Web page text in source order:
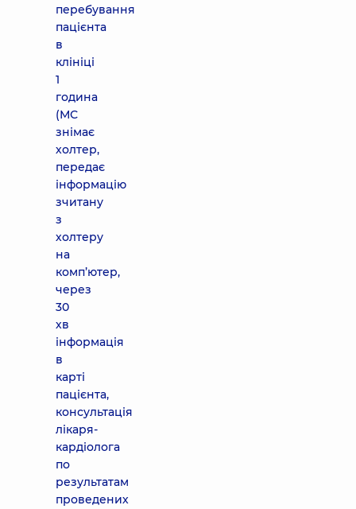
перебування
пацієнта
в
клініці
1
година
(МС
знімає
холтер,
передає
інформацію
зчитану
з
холтеру
на
комп’ютер,
через
30
хв
інформація
в
карті
пацієнта,
консультація
лікаря-
кардіолога
по
результатам
проведених